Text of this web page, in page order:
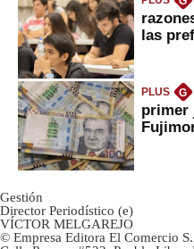
las
PLUS G
primer
Gestión
Director Periodístico (e)
VÍCTOR MELGAREJO
© Empresa Editora El Comercio